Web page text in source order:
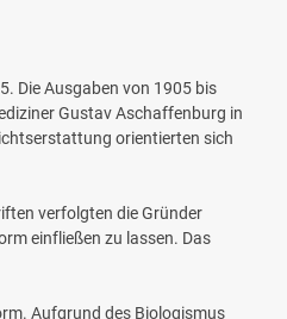
Die Ausgaben von 1905 bis
Gustav Aschaffenburg in
orientierten sich
verfolgten die Gründer
einfließen zu lassen. Das
Aufgrund des Biologismus